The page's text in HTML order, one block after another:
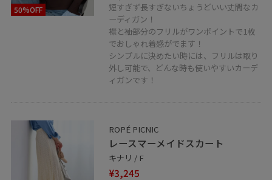
50%OFF
短すぎず長すぎないちょうどいい丈間なカ
ーディガン！
襟と袖部分のフリルがワンポイントで1枚
でおしゃれ着感がでます！
シンプルに決めたい時には、フリルは取り
外し可能で、どんな時も使いやすいカーデ
ィガンです！
ROPÉ PICNIC
レースマーメイドスカート
キナリ / F
¥3,245